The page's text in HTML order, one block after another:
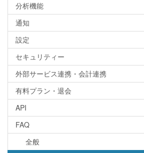
分析機能
通知
設定
セキュリティー
外部サービス連携・会計連携
有料プラン・退会
API
FAQ
全般